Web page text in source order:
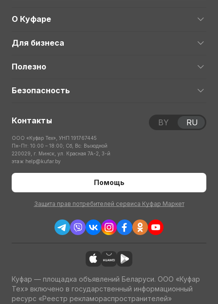
О Куфаре
Для бизнеса
Полезно
Безопасность
Контакты
ООО «Куфар Тех», УНП 191767445
Пн-Пт: 10:00 – 18:00; Сб, Вс: Выходной
220029, г. Минск, ул. Красная 7А-2, 3-й
этаж help@kufar.by
Помощь
Защита прав потребителей сервиса Куфар Маркет
BY RU
Куфар — площадка объявлений Беларуси. ООО «Куфар
Тех» включено в государственный информационный
ресурс «Реестр рекламораспространителей»